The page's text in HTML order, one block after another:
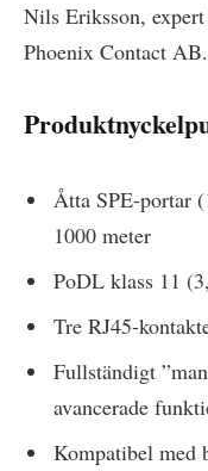
Nils Eriksson,
Phoenix Contact AB.
Åtta SPE-portar
1000 meter
PoDL klass 11
Tre RJ45-
Fullständigt
avancerade
Kompatibel med